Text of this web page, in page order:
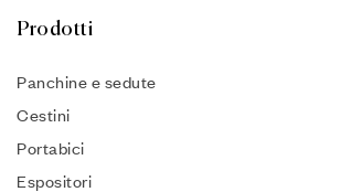
Prodotti
Panchine e sedute
Cestini
Portabici
Espositori